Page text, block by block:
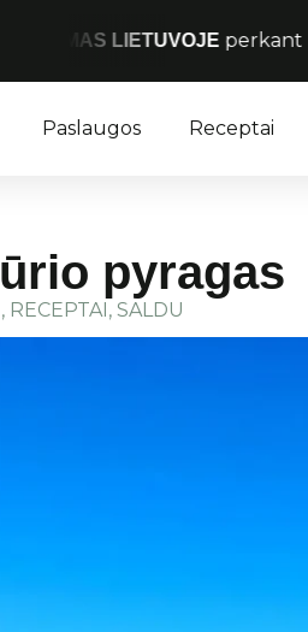
perkant už 50 € ir
Paslaugos Receptai
pyragas
, RECEPTAI, SALDU